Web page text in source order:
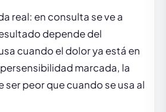
real: en consulta se ve a
depende del
cuando el dolor ya está en
marcada, la
ser peor que cuando se usa al